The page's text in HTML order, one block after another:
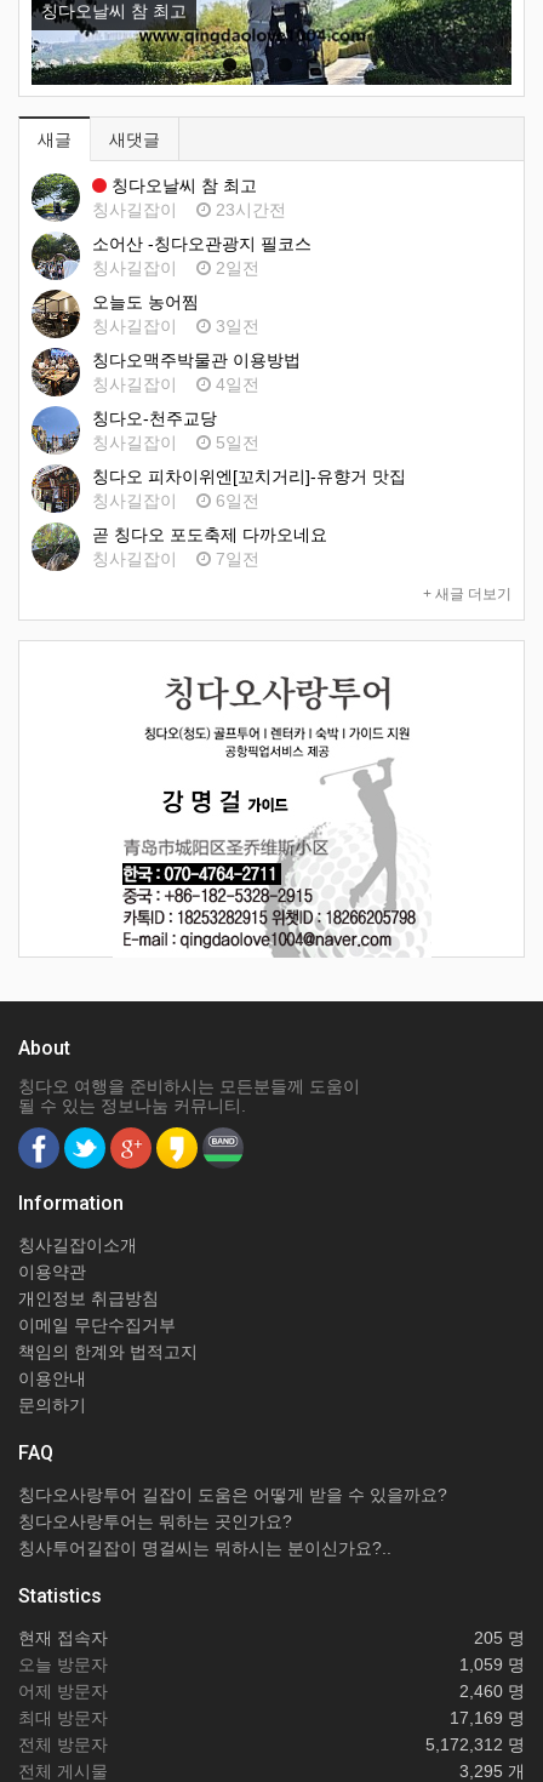
칭다오날씨 참 최고
새글 새댓글
칭다오날씨 참 최고
칭사길잡이
23시간전
소어산 -칭다오관광지 필코스
칭사길잡이
2일전
오늘도 농어찜
칭사길잡이
3일전
칭다오맥주박물관 이용방법
칭사길잡이
4일전
칭다오-천주교당
칭사길잡이
5일전
칭다오 피차이위엔[꼬치거리]-유향거 맛집
칭사길잡이
6일전
곧 칭다오 포도축제 다까오네요
칭사길잡이
7일전
+ 새글 더보기
About
칭다오 여행을 준비하시는 모든분들께 도움이
될 수 있는 정보나눔 커뮤니티.
Information
칭사길잡이소개
이용약관
개인정보 취급방침
이메일 무단수집거부
책임의 한계와 법적고지
이용안내
문의하기
FAQ
칭다오사랑투어 길잡이 도움은 어떻게 받을 수 있을까요?
칭다오사랑투어는 뭐하는 곳인가요?
칭사투어길잡이 명걸씨는 뭐하시는 분이신가요?..
Statistics
현재 접속자
205 명
오늘 방문자
1,059 명
어제 방문자
2,460 명
최대 방문자
17,169 명
전체 방문자
5,172,312 명
전체 게시물
3,295 개